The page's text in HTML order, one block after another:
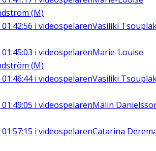
(M)
01:42:56 i videospelarenVasiliki
01:45:03 i videospelarenMarie-Louise
(M)
01:46:44i videospelarenVasiliki
01:49:05 i videospelarenMalin
01:57:15 i videospelarenCatarina